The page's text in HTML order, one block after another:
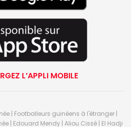
L’APPLI MOBILE
| Footballeurs guinéens à l'étranger |
| Edouard Mendy | Aliou Cissé | El Hadji